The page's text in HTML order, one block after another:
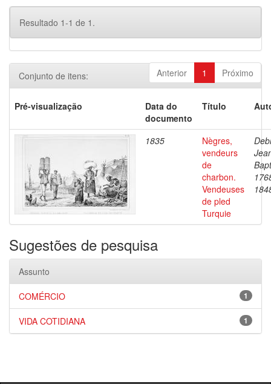
Resultado 1-1 de 1.
Anterior 1 Próximo
Conjunto de itens:
Pré-visualização
Data do
documento
Título
1835
Nègres,
vendeurs
de
charbon.
Vendeuses
de pled
Turquie
Sugestões de pesquisa
Assunto
1
COMÉRCIO
1
VIDA COTIDIANA